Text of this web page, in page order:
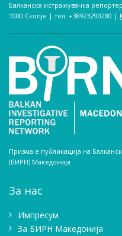
Балканска истражувачка
1000 Скопје | тел. +38923290280­ |
Призма е публикација на
(БИРН) Македонија
За нас
Импресум
Зa БИРН Македонија